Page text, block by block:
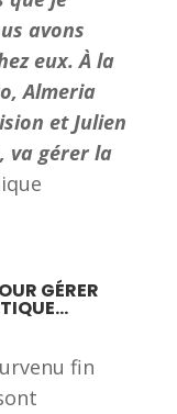
avons
eux. À la
Almeria
et Julien
va gérer la
GÉRER
fin